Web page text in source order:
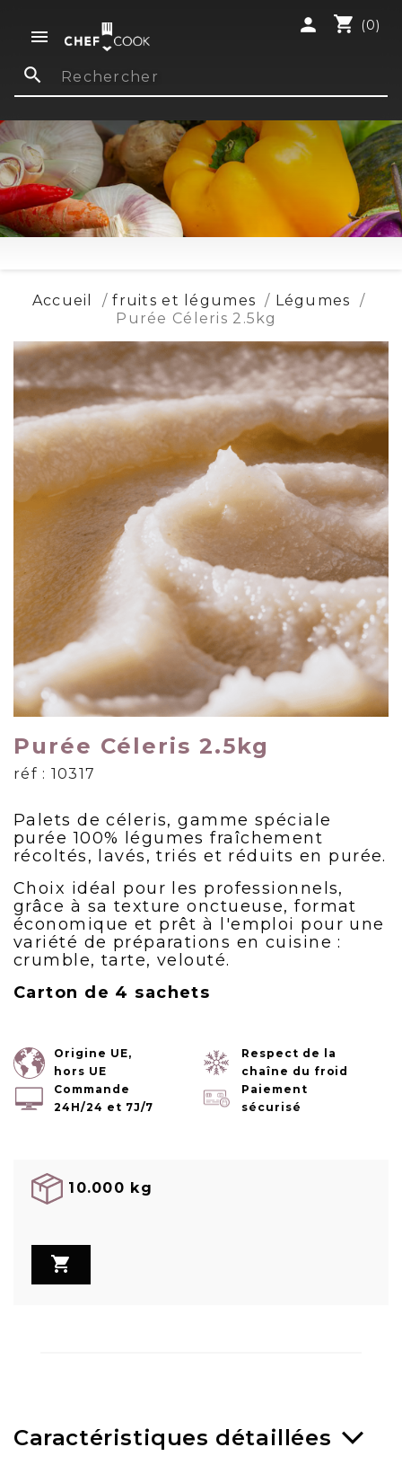

shopping_cart (0)
person
search
Accueil fruits et légumes
Légumes
Purée Céleris 2.5kg
Purée Céleris 2.5kg
réf : 10317
Palets de céleris, gamme spéciale
purée 100% légumes fraîchement
récoltés, lavés, triés et réduits en purée.
Choix idéal pour les professionnels,
grâce à sa texture onctueuse, format
économique et prêt à l'emploi pour une
variété de préparations en cuisine :
crumble, tarte, velouté.
Carton de 4 sachets
Origine UE,
hors UE
Respect de la
chaîne du froid
Commande
24H/24 et 7J/7
Paiement
sécurisé
10.000 kg

Caractéristiques détaillées